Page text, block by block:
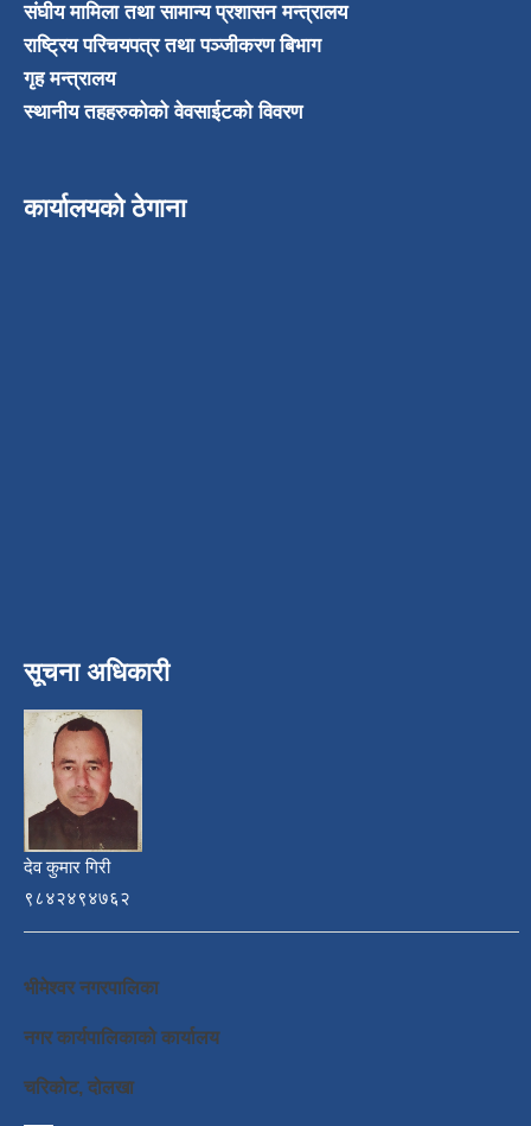
संघीय मामिला तथा सामान्य प्रशासन मन्त्रालय
राष्ट्रिय परिचयपत्र तथा पञ्जीकरण बिभाग
गृह मन्त्रालय
स्थानीय तहहरुकोको वेवसाईटको विवरण
कार्यालयको ठेगाना
सूचना अधिकारी
देव कुमार गिरी
९८४२४९४७६२
भीमेश्वर नगरपालिका
नगर कार्यपालिकाको कार्यालय
चरिकोट, दोलखा